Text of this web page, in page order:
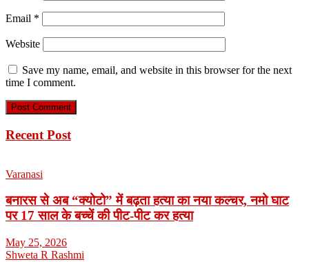
Email *
Website
Save my name, email, and website in this browser for the next
time I comment.
Recent Post
Varanasi
बनारस से अब “क्योटो” में बढ़ता हत्या का नया कल्चर, नमो घाट
पर 17 साल के बच्चें की पीट-पीट कर हत्या
May 25, 2026
Shweta R Rashmi